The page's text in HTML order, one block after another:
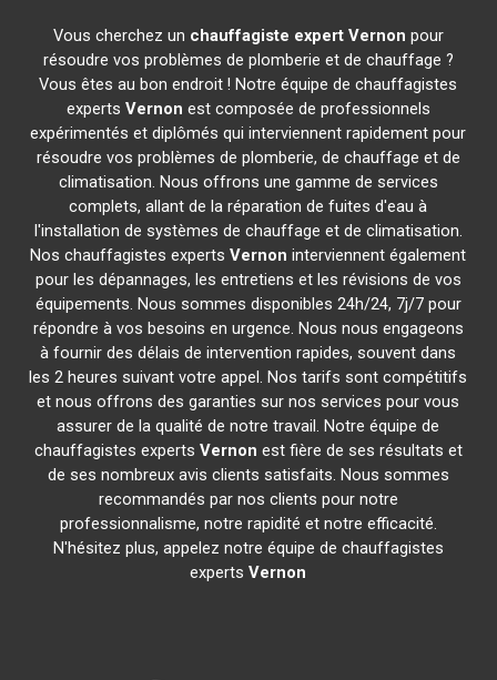
Vous cherchez un chauffagiste expert Vernon pour
résoudre vos problèmes de plomberie et de chauffage ?
Vous êtes au bon endroit ! Notre équipe de chauffagistes
experts Vernon est composée de professionnels
expérimentés et diplômés qui interviennent rapidement pour
résoudre vos problèmes de plomberie, de chauffage et de
climatisation. Nous offrons une gamme de services
complets, allant de la réparation de fuites d'eau à
l'installation de systèmes de chauffage et de climatisation.
Nos chauffagistes expertsVernon interviennent également
pour les dépannages, les entretiens et les révisions de vos
équipements. Nous sommes disponibles 24h/24, 7j/7 pour
répondre à vos besoins en urgence. Nous nous engageons
à fournir des délais de intervention rapides, souvent dans
les 2 heures suivant votre appel. Nos tarifs sont compétitifs
et nous offrons des garanties sur nos services pour vous
assurer de la qualité de notre travail. Notre équipe de
chauffagistes experts Vernon est fière de ses résultats et
de ses nombreux avis clients satisfaits. Nous sommes
recommandés par nos clients pour notre
professionnalisme, notre rapidité et notre efficacité.
N'hésitez plus, appelez notre équipe de chauffagistes
expertsVernon